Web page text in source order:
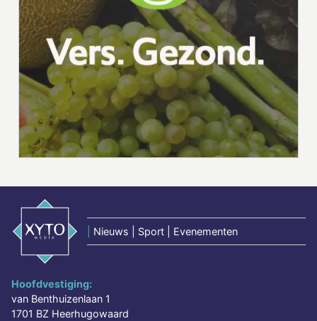
Nieuws | Sport | Evenementen
Hoofdvestiging:
van Benthuizenlaan 1
1701 BZ Heerhugowaard